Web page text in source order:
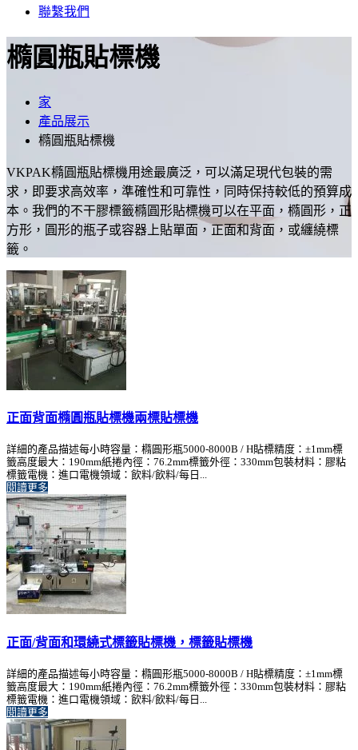
聯繫我們
橢圓瓶貼標機
家
產品展示
橢圓瓶貼標機
VKPAK橢圓瓶貼標機用途最廣泛，可以滿足現代包裝的需
求，即要求高效率，準確性和可靠性，同時保持較低的預算成
本。我們的不干膠標籤橢圓形貼標機可以在平面，橢圓形，正
方形，圓形的瓶子或容器上貼單面，正面和背面，或纏繞標
籤。
正面背面橢圓瓶貼標機兩標貼標機
詳細的產品描述每小時容量：橢圓形瓶5000-8000B / H貼標精度：±1mm標
籤高度最大：190mm紙捲內徑：76.2mm標籤外徑：330mm包裝材料：膠粘
標籤電機：進口電機領域：飲料/飲料/每日...
閱讀更多
正面/背面和環繞式標籤貼標機，標籤貼標機
詳細的產品描述每小時容量：橢圓形瓶5000-8000B / H貼標精度：±1mm標
籤高度最大：190mm紙捲內徑：76.2mm標籤外徑：330mm包裝材料：膠粘
標籤電機：進口電機領域：飲料/飲料/每日...
閱讀更多